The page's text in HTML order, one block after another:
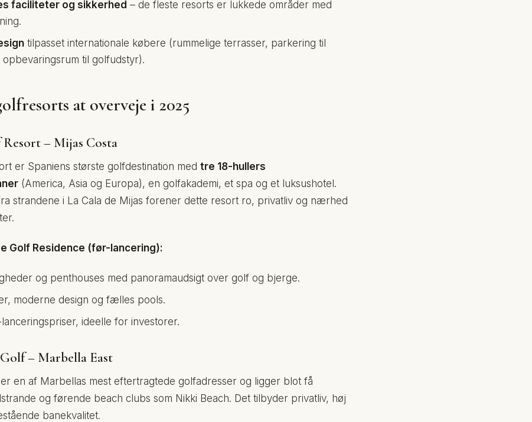
faciliteter og sikkerhed – de fleste resorts er lukkede områder med
tilpasset internationale købere (rummelige terrasser, parkering til
til golfudstyr).
at overveje i 2025
Resort – Mijas Costa
er Spaniens største golfdestination med tre 18-hullers
(America, Asia og Europa), en golfakademi, et spa og et luksushotel.
strandene i La Cala de Mijas forener dette resort ro, privatliv og nærhed
Golf Residence (før-lancering):
og penthouses med panoramaudsigt over golf og bjerge.
moderne design og fælles pools.
ideelle for investorer.
– Marbella East
er en af Marbellas mest eftertragtede golfadresser og ligger blot få
og førende beach clubs som Nikki Beach. Det tilbyder privatliv, høj
banekvalitet.